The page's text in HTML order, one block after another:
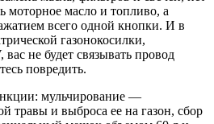
моторное масло и топливо, а
всего одной кнопки. И в
газонокосилки,
не будет связывать провод
повредить.
мульчирование —
травы и выброса ее на газон, сбор